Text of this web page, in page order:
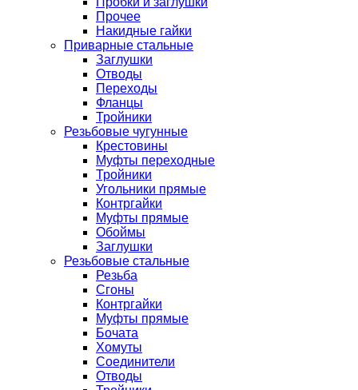
Прочее
Накидные гайки
Приварные стальные
Заглушки
Отводы
Переходы
Фланцы
Тройники
Резьбовые чугунные
Крестовины
Муфты переходные
Тройники
Угольники прямые
Контргайки
Муфты прямые
Обоймы
Заглушки
Резьбовые стальные
Резьба
Сгоны
Контргайки
Муфты прямые
Бочата
Хомуты
Соединители
Отводы